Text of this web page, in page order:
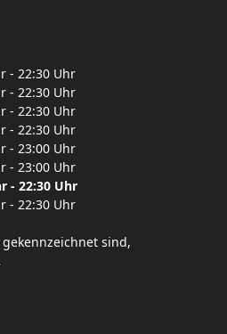
- 22:30 Uhr
- 22:30 Uhr
- 22:30 Uhr
- 22:30 Uhr
- 23:00 Uhr
- 23:00 Uhr
- 22:30 Uhr
- 22:30 Uhr
sind,